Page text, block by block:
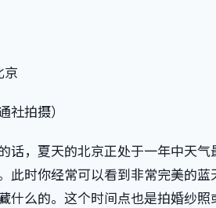
京
社拍摄）
话，夏天的北京正处于一年中天气
此时你经常可以看到非常完美的蓝
什么的。这个时间点也是拍婚纱照